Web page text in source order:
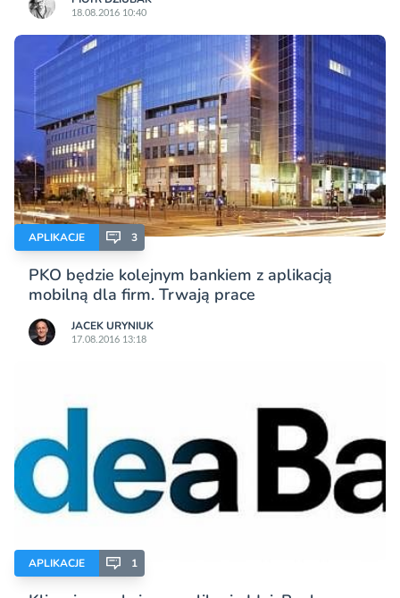
18.08.2016 10:40
APLIKACJE 3
PKO będzie kolejnym bankiem z aplikacją
mobilną dla firm. Trwają prace
JACEK URYNIUK
17.08.2016 13:18
APLIKACJE 1